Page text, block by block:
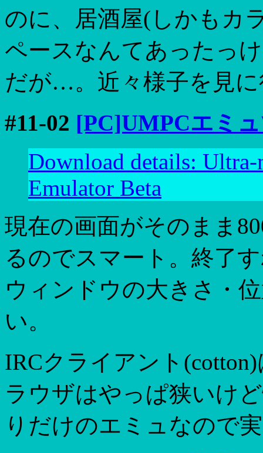
のに、居酒屋(しかもカ
ペースなんてあったっ
だが…。近々様子を見
#11-02 [PC]UMPCエミ
Download details:
Emulator Beta
現在の画面がそのまま
るのでスマート。終了
ウィンドウの大きさ・
い。
IRCクライアント
ラウザはやっぱ狭いけ
りだけのエミュなので